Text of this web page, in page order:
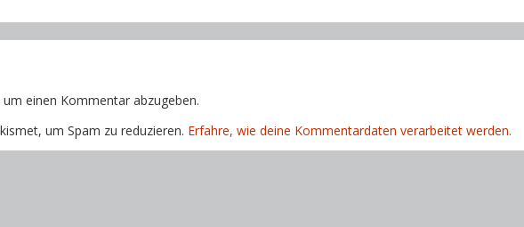
um einen Kommentar abzugeben.
um Spam zu reduzieren. Erfahre, wie deine Kommentardaten verarbeitet werden.